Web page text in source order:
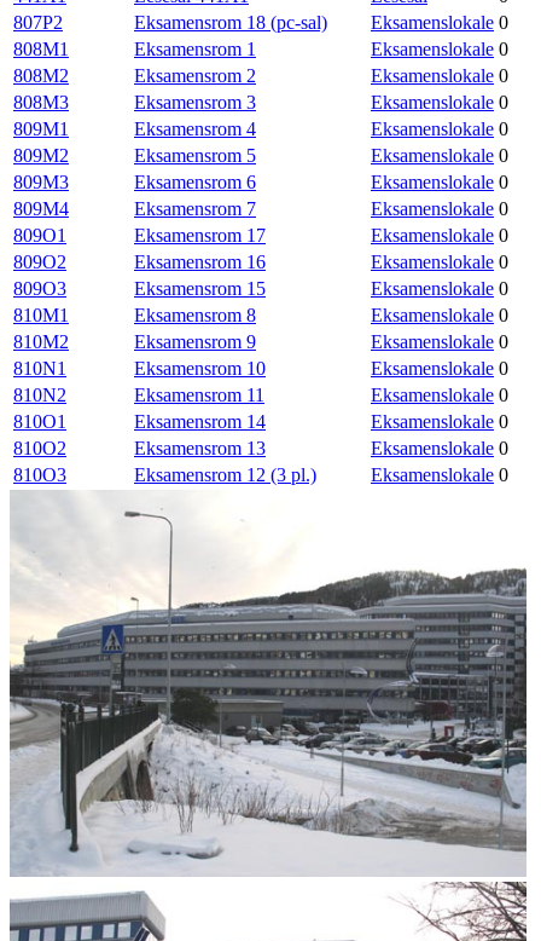
807P2
Eksamensrom 18 (pc-sal) Eksamenslokale 0
808M1
Eksamensrom 1 Eksamenslokale 0
808M2
Eksamensrom 2 Eksamenslokale 0
808M3
Eksamensrom 3 Eksamenslokale 0
809M1
Eksamensrom 4 Eksamenslokale 0
809M2
Eksamensrom 5 Eksamenslokale 0
809M3
Eksamensrom 6 Eksamenslokale 0
809M4
Eksamensrom 7 Eksamenslokale 0
809O1
Eksamensrom 17 Eksamenslokale 0
809O2
Eksamensrom 16 Eksamenslokale 0
809O3
Eksamensrom 15 Eksamenslokale 0
810M1
Eksamensrom 8 Eksamenslokale 0
810M2
Eksamensrom 9 Eksamenslokale 0
810N1
Eksamensrom 10 Eksamenslokale 0
810N2
Eksamensrom 11 Eksamenslokale 0
810O1
Eksamensrom 14 Eksamenslokale 0
810O2
Eksamensrom 13 Eksamenslokale 0
810O3
Eksamensrom 12 (3 pl.) Eksamenslokale 0